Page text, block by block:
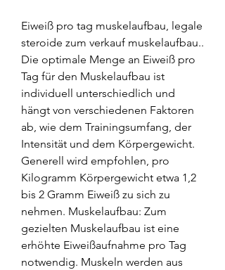
Eiweiß pro tag muskelaufbau, legale
steroide zum verkauf muskelaufbau..
Die optimale Menge an Eiweiß pro
Tag für den Muskelaufbau ist
individuell unterschiedlich und
hängt von verschiedenen Faktoren
ab, wie dem Trainingsumfang, der
Intensität und dem Körpergewicht.
Generell wird empfohlen, pro
Kilogramm Körpergewicht etwa 1,2
bis 2 Gramm Eiweiß zu sich zu
nehmen. Muskelaufbau: Zum
gezielten Muskelaufbau ist eine
erhöhte Eiweißaufnahme pro Tag
notwendig. Muskeln werden aus